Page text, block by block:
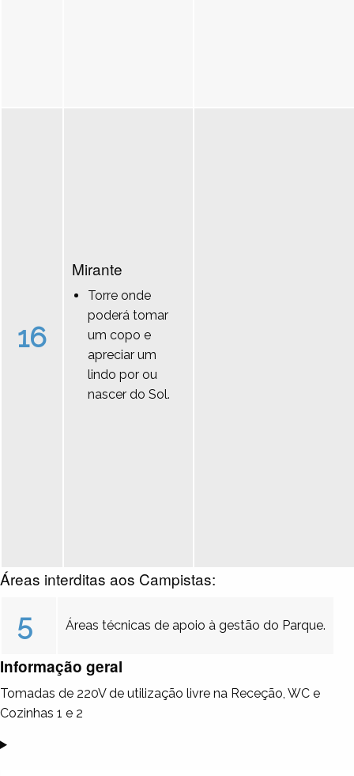
16
Mirante
Torre onde
poderá tomar
um copo e
apreciar um
lindo por ou
nascer do Sol.
Áreas interditas aos Campistas:
5 Áreas técnicas de apoio à gestão do Parque.
Informação geral
Tomadas de 220V de utilização livre na Receção, WC e
Cozinhas 1 e 2